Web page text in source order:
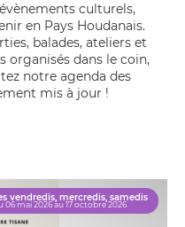
culturels,
en Pays Houdanais.
balades, ateliers et
organisés dans le coin,
notre agenda des
mis à jour !
vendredis, mercredis, samedis
06 mai 2026 au 17 octobre 2026